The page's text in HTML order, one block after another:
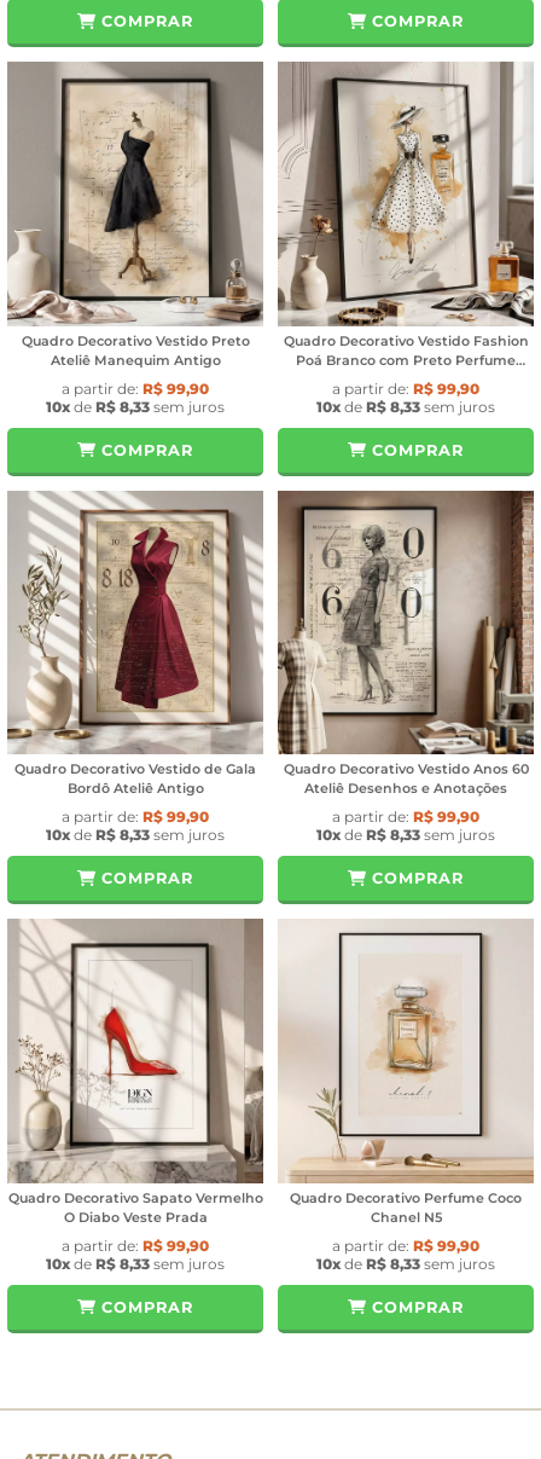
COMPRAR COMPRAR
Quadro Decorativo Vestido Preto
Ateliê Manequim Antigo
a partir de: R$ 99,90
10x de R$ 8,33 sem juros
COMPRAR
Quadro Decorativo Vestido Fashion
Poá Branco com Preto Perfume
Coco Chanel
a partir de: R$ 99,90
10x de R$ 8,33 sem juros
COMPRAR
Quadro Decorativo Vestido de Gala
Bordô Ateliê Antigo
a partir de: R$ 99,90
10x de R$ 8,33 sem juros
COMPRAR
Quadro Decorativo Vestido Anos 60
Ateliê Desenhos e Anotações
a partir de: R$ 99,90
10x de R$ 8,33 sem juros
COMPRAR
Quadro Decorativo Sapato Vermelho
O Diabo Veste Prada
a partir de: R$ 99,90
10x de R$ 8,33 sem juros
COMPRAR
Quadro Decorativo Perfume Coco
Chanel N5
a partir de: R$ 99,90
10x de R$ 8,33 sem juros
COMPRAR